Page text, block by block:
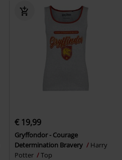
€ 19,99
Gryffondor - Courage
Determination Bravery
Harry
Potter
Top